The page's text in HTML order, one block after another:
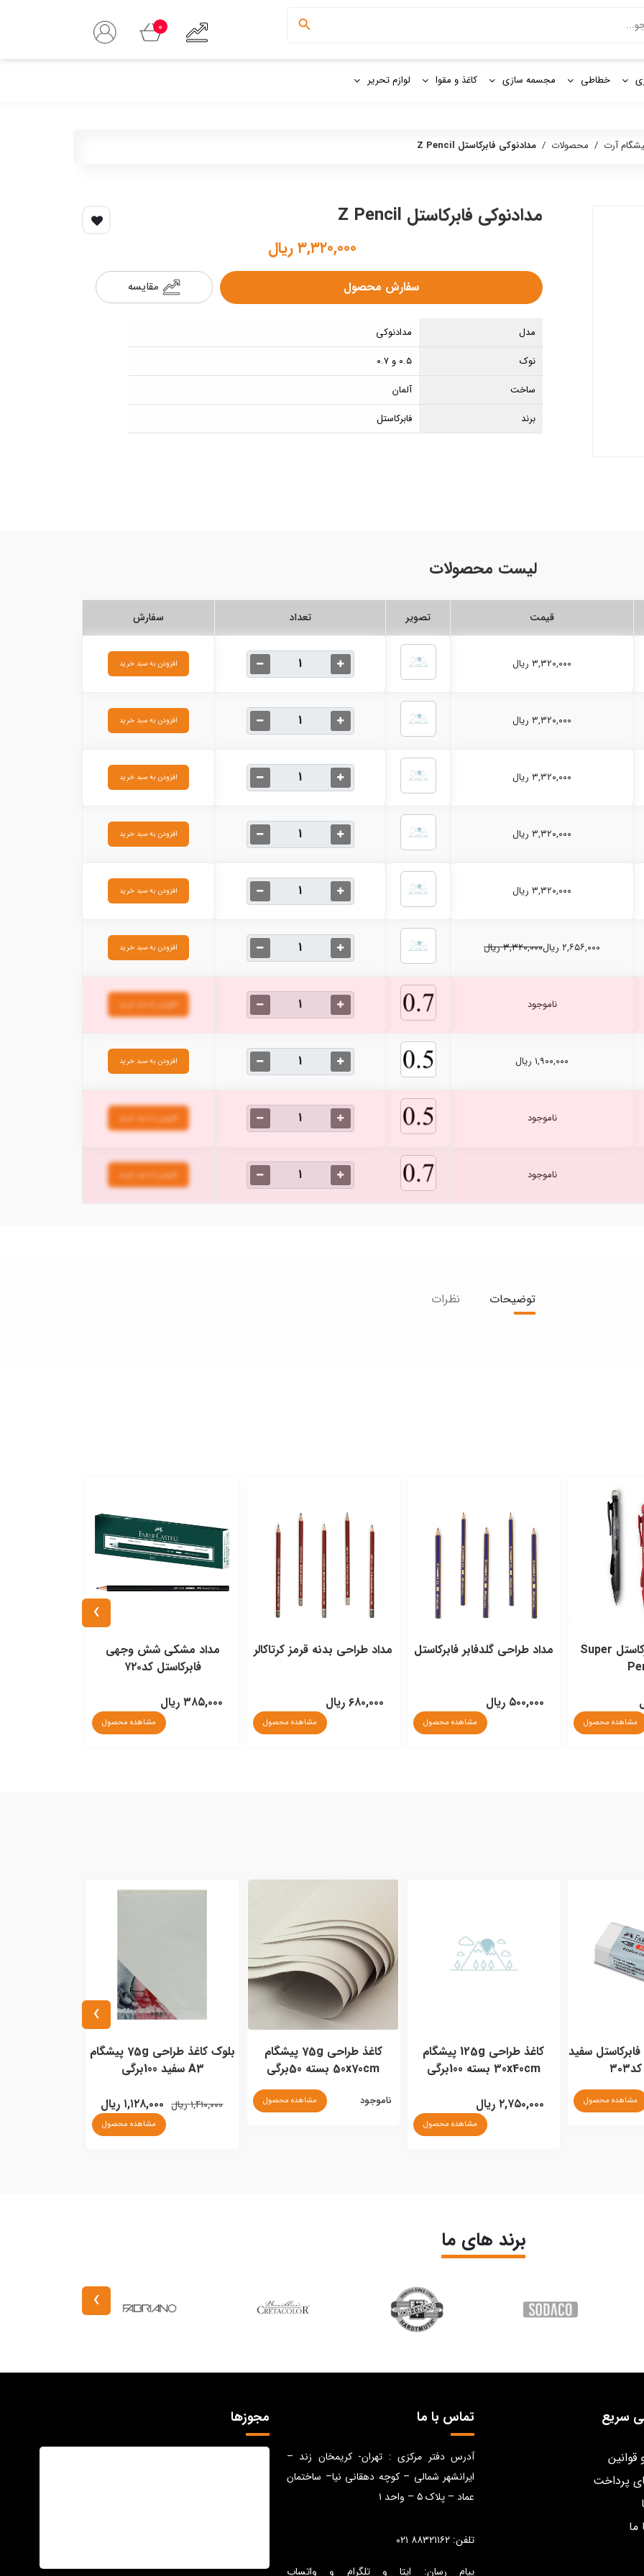
0
خطاطی مجسمه سازی کاغذ و مقوا لوازم تحریر
آرت / محصولات / مدادنوکی فابرکاستل Z Pencil
مدادنوکی فابرکاستل Z Pencil
۳,۳۲۰,۰۰۰ ریال
سفارش محصول مقایسه
مدل
مدادنوکی
نوک
۰.۵ و ۰.۷
ساخت
آلمان
برند
فابرکاستل
لیست محصولات
قیمت تصویر تعداد سفارش
۳,۳۲۰,۰۰۰ ریال افزودن به سبد خرید
۳,۳۲۰,۰۰۰ ریال افزودن به سبد خرید
۳,۳۲۰,۰۰۰ ریال افزودن به سبد خرید
۳,۳۲۰,۰۰۰ ریال افزودن به سبد خرید
۳,۳۲۰,۰۰۰ ریال افزودن به سبد خرید
۲,۶۵۶,۰۰۰ ریال ۳,۳۲۰,۰۰۰ ریال افزودن به سبد خرید
ناموجود افزودن به سبد خرید
۱,۹۰۰,۰۰۰ ریال افزودن به سبد خرید
ناموجود افزودن به سبد خرید
ناموجود افزودن به سبد خرید
توضیحات نظرات
فابرکاستل
مشاهده محصول
مداد طراحی بدنه قرمز کرتاکالر
۶۸۰,۰۰۰ ریال
مشاهده محصول
مداد مشکی شش وجهی
۳۸۵,۰۰۰ ریال
مشاهده محصول
مداد قرمز شش وجهی فابرکاستل
کد۷۲۱
ناموجود
›
کاغذ طراحی 125g پیشگام
کاغذ طراحی 75g پیشگام
50x70cm بسته 50برگی
ناموجود
بلوک کاغذ طراحی 75g پیشگام
A3 سفید 100برگی
۱,۱۲۸,۰۰۰ ریال
۱,۴۱۰,۰۰۰ ریال
دفترچه طراحی اشتنباخ A3 سفید
25برگی
۲,۳۸۰,۰۰۰ ریال
مشاهده محصول
›
برند های ما
›
سریع
پرداخت
ما
تماس با ما
آدرس دفتر مرکزی : تهران- کریمخان زند –
ایرانشهر شمالی – کوچه دهقانی نیا– ساختمان
عماد – پلاک ۵ – واحد ۱
تلفن: ۸۸۳۲۱۱۶۲ ۰۲۱
پیام رسان: ایتا و تلگرام و واتساپ
مجوزها